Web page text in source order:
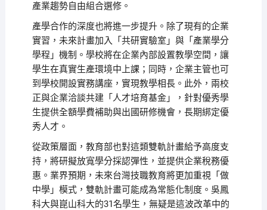
產業趨勢自由組合選修。
產學合作的深度也將進一步提升。除了現有的企業
實習，未來計畫加入「共研實驗室」與「產業學分
學程」機制。學校將在企業內部設置教學空間，讓
學生在真實生產環境中上課；同時，企業主管也可
到學校開設實務講座，實現教學相長。此外，兩校
正與企業洽談共建「人才培育基金」，針對優秀學
生提供全額學費補助與出國研修機會，長期綁定優
秀人才。
從政策層面，教育部也對這類雙軌計畫給予高度支
持，將研擬放寬學分採認彈性，並提供企業稅務優
惠。業界預期，未來台灣技職教育將更加重視「做
中學」模式，雙軌計畫可能成為常態化制度。吳鳳
科大與崑山科大的31名學生，無疑是這波改革中的